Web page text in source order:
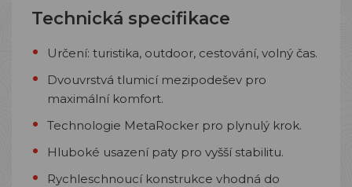
Technická specifikace
Určení: turistika, outdoor, cestování, volný čas.
Dvouvrstvá tlumicí mezipodešev pro
maximální komfort.
Technologie MetaRocker pro plynulý krok.
Hluboké usazení paty pro vyšší stabilitu.
Rychleschnoucí konstrukce vhodná do